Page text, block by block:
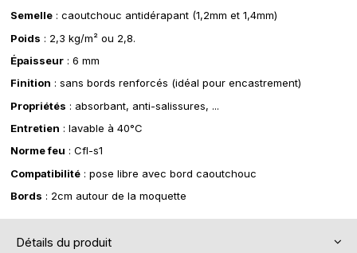
Semelle : caoutchouc antidérapant (1,2mm et 1,4mm)
Poids : 2,3 kg/m² ou 2,8.
Épaisseur : 6 mm
Finition : sans bords renforcés (idéal pour encastrement)
Propriétés : absorbant, anti-salissures, ...
Entretien : lavable à 40°C
Norme feu : Cfl-s1
Compatibilité : pose libre avec bord caoutchouc
Bords : 2cm autour de la moquette
Détails du produit